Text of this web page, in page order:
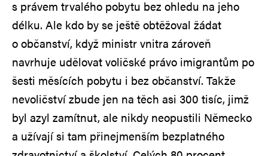
s právem trvalého pobytu bez ohledu na jeho
délku. Ale kdo by se ještě obtěžoval žádat
o občanství, když ministr vnitra zároveň
navrhuje udělovat voličské právo imigrantům po
šesti měsících pobytu i bez občanství. Takže
nevoličství zbude jen na těch asi 300 tisíc, jimž
byl azyl zamítnut, ale nikdy neopustili Německo
a užívají si tam přinejmenším bezplatného